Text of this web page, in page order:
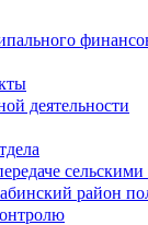
деятельности
район